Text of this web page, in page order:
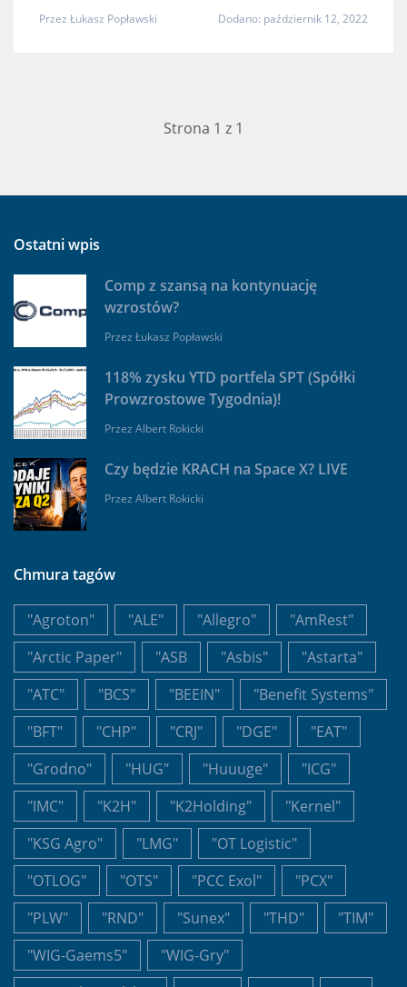
Przez Łukasz Popławski Dodano: październik 12, 2022
Strona 1 z 1
Ostatni wpis
Comp z szansą na kontynuację
wzrostów?
Przez Łukasz Popławski
118% zysku YTD portfela SPT (Spółki
Prowzrostowe Tygodnia)!
Przez Albert Rokicki
Czy będzie KRACH na Space X? LIVE
Przez Albert Rokicki
Chmura tagów
"Agroton" "ALE" "Allegro"
"AmRest"
"Arctic Paper"
"ASB "Asbis"
"Astarta"
"ATC"
"BCS" "BEEIN"
"Benefit Systems"
"BFT"
"CHP" "CRJ" "DGE"
"EAT"
"Grodno"
"HUG" "Huuuge"
"ICG"
"IMC"
"K2H" "K2Holding"
"Kernel"
"KSG Agro"
"LMG"
"OT Logistic"
"OTLOG"
"OTS" "PCC Exol"
"PCX"
"PLW"
"RND" "Sunex" "THD"
"TIM"
"WIG-Gaems5"
"WIG-Gry"